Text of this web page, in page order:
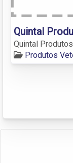
Quintal
Quintal
Produtos